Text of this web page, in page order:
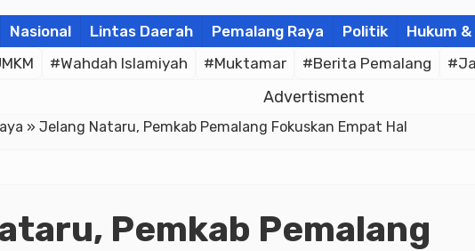
Nasional Lintas Daerah Pemalang Raya Politik Hukum
#Wahdah Islamiyah #Muktamar #Berita Pemalang
Advertisment
» Jelang Nataru, Pemkab Pemalang Fokuskan Empat Hal
Pemkab Pemalang